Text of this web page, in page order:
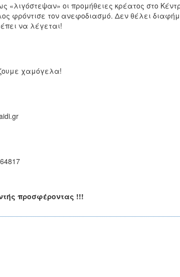
οι προμήθειες κρέατος στο
φρόντισε τον ανεφοδιασμό. Δεν θέλει
να λέγεται!
χαμόγελα!
προσφέροντας !!!